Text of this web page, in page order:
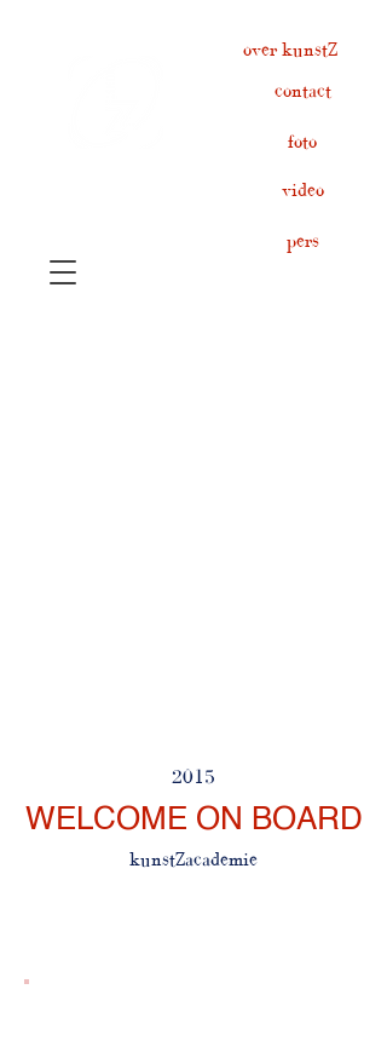
contact
over kunstZ
pers
foto
video
2015
kunstZacademie
WELCOME ON BOARD